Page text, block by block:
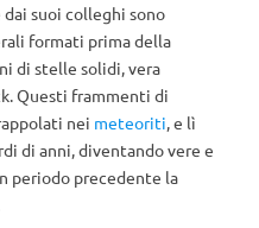
suoi colleghi sono
formati prima della
di stelle solidi, vera
Questi frammenti di
nei meteoriti, e lì
di anni, diventando vere e
periodo precedente la